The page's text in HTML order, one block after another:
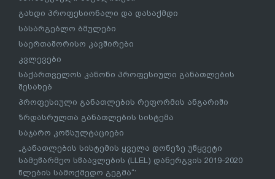
გახდი პროფესიონალი და დასაქმდი
სასარგებლო ბმულები
საერთაშორისო კავშირები
კვლევები
საქართველოს კანონი პროფესიული განათლების
შესახებ
პროფესიული განათლების რეფორმის ანგარიში
ზრდასრულთა განათლების სისტემა
საჯარო კონსულტაციები
„განათლების სისტემის ყველა დონეზე უწყვეტი
სამეწარმეო სწაავლების (LLEL) დანერგვის 2019-2020
წლების სამოქმედო გეგმა“’